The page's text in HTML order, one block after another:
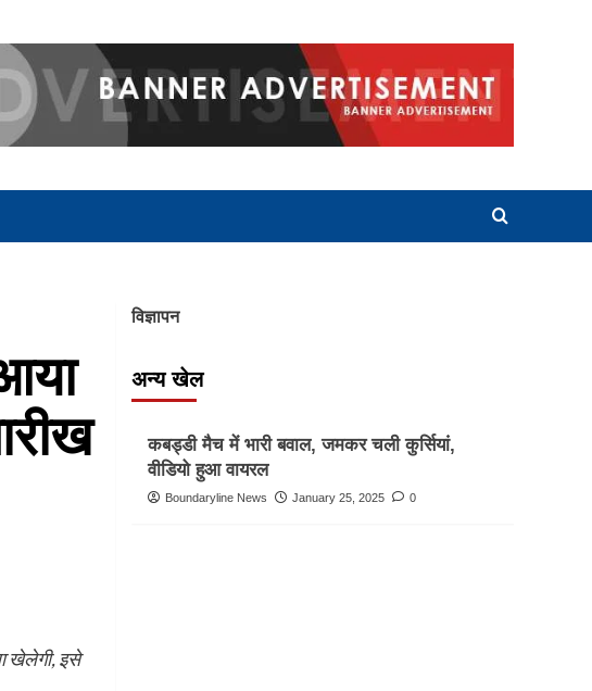
खेलेगी, इसे
विज्ञापन
अन्य खेल
Other Sports
कबड्डी मैच में भारी बवाल, जमकर चली कुर्सियां,
वीडियो हुआ वायरल
Boundaryline News January 25, 2025 0